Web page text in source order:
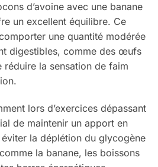
d’avoine avec une banane
un excellent équilibre. Ce
une quantité modérée
digestibles, comme des œufs
la sensation de faim
lors d’exercices dépassant
de maintenir un apport en
la déplétion du glycogène
la banane, les boissons